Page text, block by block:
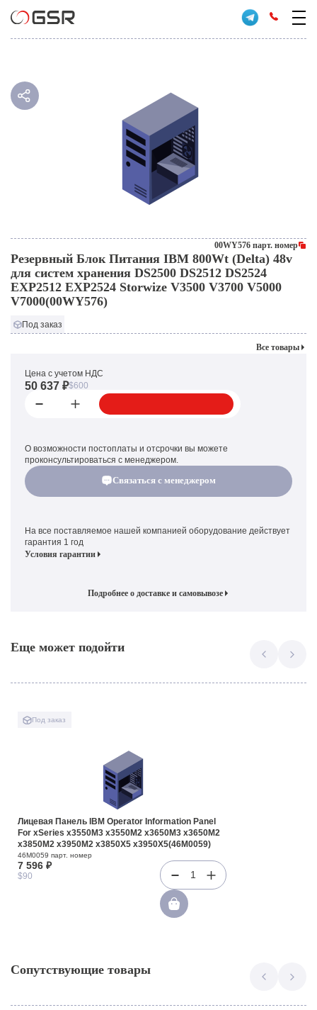
00WY576 парт. номер
Резервный Блок Питания IBM 800Wt (Delta) 48v
для систем хранения DS2500 DS2512 DS2524
EXP2512 EXP2524 Storwize V3500 V3700 V5000
V7000(00WY576)
Под заказ
Все товары
Цена с учетом НДС
50 637 ₽$600
О возможности постоплаты и отсрочки вы можете
проконсультироваться с менеджером.
Связаться с менеджером
На все поставляемое нашей компанией оборудование действует
гарантия 1 год
Условия гарантии
Подробнее о доставке и самовывозе
Еще может подойти
Под заказ
Лицевая Панель IBM Operator Information Panel
For xSeries x3550M3 x3550M2 x3650M3 x3650M2
x3850M2 x3950M2 x3850X5 x3950X5(46M0059)
46M0059 парт. номер
7 596 ₽
$90 1
Сопутствующие товары